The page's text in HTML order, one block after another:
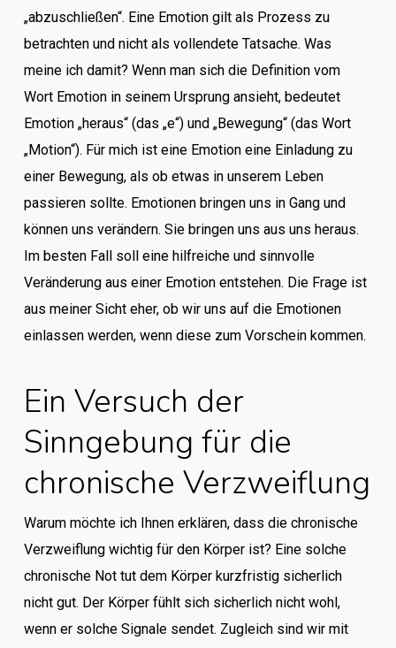
„abzuschließen“. Eine Emotion gilt als Prozess zu
betrachten und nicht als vollendete Tatsache. Was
meine ich damit? Wenn man sich die Definition vom
Wort Emotion in seinem Ursprung ansieht, bedeutet
Emotion „heraus“ (das „e“) und „Bewegung“ (das Wort
„Motion“). Für mich ist eine Emotion eine Einladung zu
einer Bewegung, als ob etwas in unserem Leben
passieren sollte. Emotionen bringen uns in Gang und
können uns verändern. Sie bringen uns aus uns heraus.
Im besten Fall soll eine hilfreiche und sinnvolle
Veränderung aus einer Emotion entstehen. Die Frage ist
aus meiner Sicht eher, ob wir uns auf die Emotionen
einlassen werden, wenn diese zum Vorschein kommen.
Ein Versuch der
Sinngebung für die
chronische Verzweiflung
Warum möchte ich Ihnen erklären, dass die chronische
Verzweiflung wichtig für den Körper ist? Eine solche
chronische Not tut dem Körper kurzfristig sicherlich
nicht gut. Der Körper fühlt sich sicherlich nicht wohl,
wenn er solche Signale sendet. Zugleich sind wir mit